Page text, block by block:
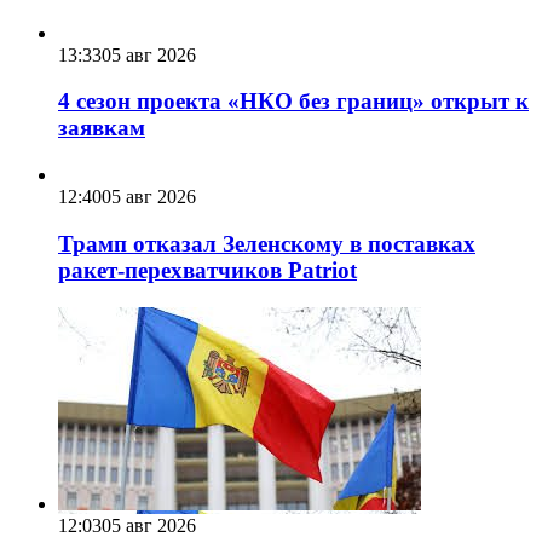
13:3305 авг 2026
4 сезон проекта «НКО без границ» открыт к
заявкам
12:4005 авг 2026
Трамп отказал Зеленскому в поставках
ракет-перехватчиков Patriot
12:0305 авг 2026